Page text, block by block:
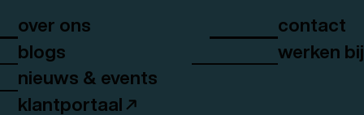
over ons
blogs
nieuws & events
klantportaal
contact
werken bij